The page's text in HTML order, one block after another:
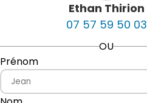
Ethan Thirion
07 57 59 50 03
OU
Prénom